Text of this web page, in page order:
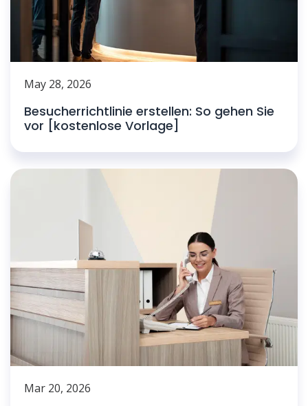
May 28, 2026
Besucherrichtlinie erstellen: So gehen Sie
vor [kostenlose Vorlage]
Mar 20, 2026